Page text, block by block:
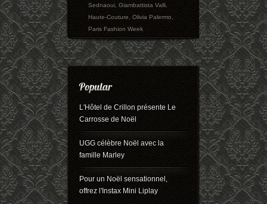
Sednaoui,Giambattista Valli,
Haute-Couture,Olivia Palermo,
Paris Fashion Week
L'Hôtel de Crillon présente Le
Carrosse de Noël
UGG célèbre Noël avec la
famille Marley
Pour un Noël sensationnel,
offrez l'Instax Mini Liplay